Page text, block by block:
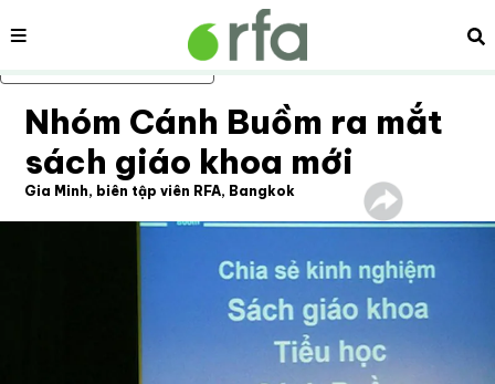
Bỏ qua nội dung chính
Nội dung
Nhóm Cánh Buồm ra mắt
sách giáo khoa mới
Gia Minh, biên tập viên RFA, Bangkok